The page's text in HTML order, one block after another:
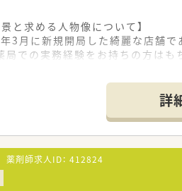
景と求める人物像について】
3月に新規開局した綺麗な店舗で
での実務経験をお持ちの方はも
において合計50店舗以上の調剤
局事業のほかに臨床検査事業や食
クとマンツーマンで出店するス
が活躍中】
代の職員が多数活躍しており、
詳
薬剤師求人ID： 412824